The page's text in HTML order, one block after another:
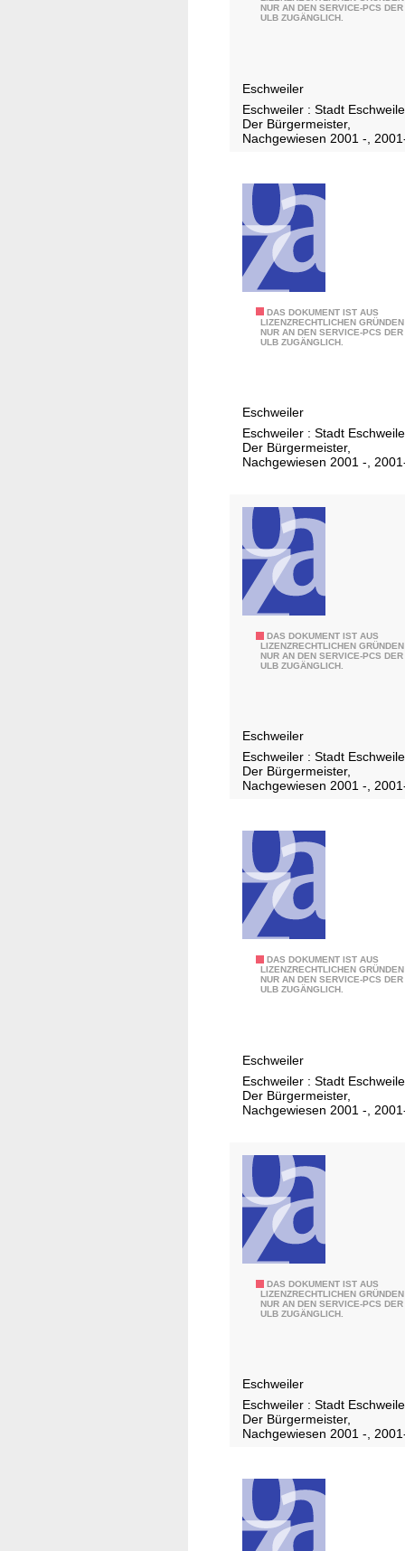
NUR AN DEN SERVICE-PCS DER
ULB ZUGÄNGLICH.
Eschweiler
Eschweiler : Stadt
Der Bürgermeister,
Nachgewiesen 2001 -,
DAS DOKUMENT IST AUS
LIZENZRECHTLICHEN GRÜNDEN
NUR AN DEN SERVICE-PCS DER
ULB ZUGÄNGLICH.
Eschweiler
Eschweiler : Stadt
Der Bürgermeister,
Nachgewiesen 2001 -,
DAS DOKUMENT IST AUS
LIZENZRECHTLICHEN GRÜNDEN
NUR AN DEN SERVICE-PCS DER
ULB ZUGÄNGLICH.
Eschweiler
Eschweiler : Stadt
Der Bürgermeister,
Nachgewiesen 2001 -,
DAS DOKUMENT IST AUS
LIZENZRECHTLICHEN GRÜNDEN
NUR AN DEN SERVICE-PCS DER
ULB ZUGÄNGLICH.
Eschweiler
Eschweiler : Stadt
Der Bürgermeister,
Nachgewiesen 2001 -,
DAS DOKUMENT IST AUS
LIZENZRECHTLICHEN GRÜNDEN
NUR AN DEN SERVICE-PCS DER
ULB ZUGÄNGLICH.
Eschweiler
Eschweiler : Stadt
Der Bürgermeister,
Nachgewiesen 2001 -,